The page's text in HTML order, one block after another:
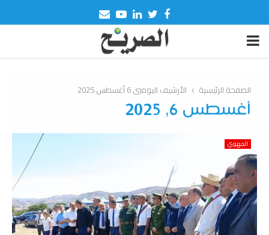
Facebook
Twitter
Linkedin
Youtube
Email
PRIMARY
الصفحة الرئيسية الأرشيف اليوميي 6 أغسطس 2025
أغسطس 6, 2025
الجهوي